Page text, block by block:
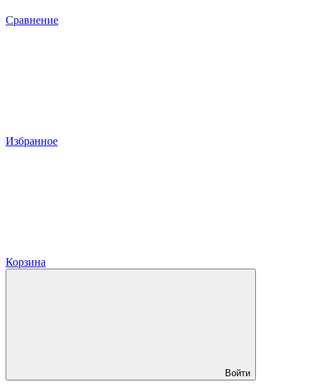
Сравнение
Избранное
Корзина
Войти